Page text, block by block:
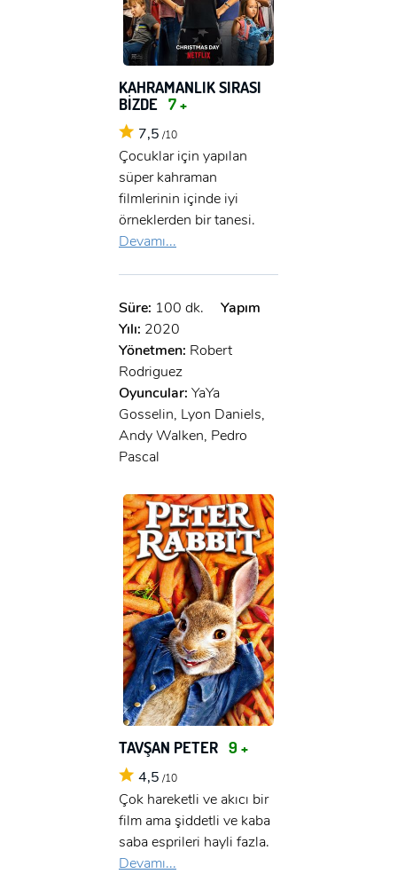
KAHRAMANLIK SIRASI
BİZDE 7 +
7,5 /10
Çocuklar için yapılan
süper kahraman
filmlerinin içinde iyi
örneklerden bir tanesi.
Devamı...
Süre: 100 dk.
Yapım
Yılı: 2020
Yönetmen: Robert
Rodriguez
Oyuncular: YaYa
Gosselin, Lyon Daniels,
Andy Walken, Pedro
Pascal
TAVŞAN PETER 9 +
4,5 /10
Çok hareketli ve akıcı bir
film ama şiddetli ve kaba
saba esprileri hayli fazla.
Devamı...